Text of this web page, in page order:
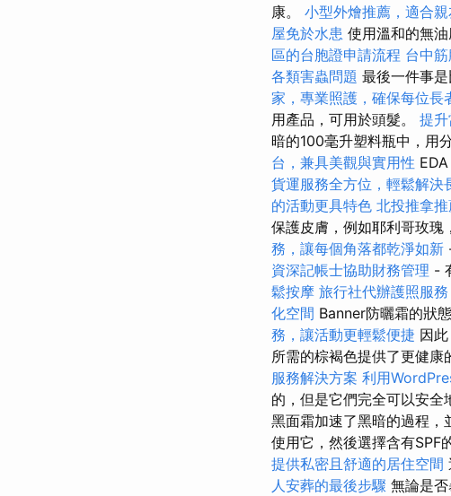
康。 小型外燴推薦，適合
屋免於水患 使用溫和的無
區的台胞證申請流程 台中
各類害蟲問題 最後一件事
家，專業照護，確保每位長
用產品，可用於頭髮。 提
暗的100毫升塑料瓶中，用
台，兼具美觀與實用性 EDA
貨運服務全方位，輕鬆解決
的活動更具特色 北投推拿
保護皮膚，例如耶利哥玫
務，讓每個角落都乾淨如新
資深記帳士協助財務管理 -
鬆按摩 旅行社代辦護照服
化空間 Banner防曬霜的狀
務，讓活動更輕鬆便捷 因
所需的棕褐色提供了更健康
服務解決方案 利用
的，但是它們完全可以安全
黑面霜加速了黑暗的過程，
使用它，然後選擇含有SPF
提供私密且舒適的居住空間
人安葬的最後步驟 無論是